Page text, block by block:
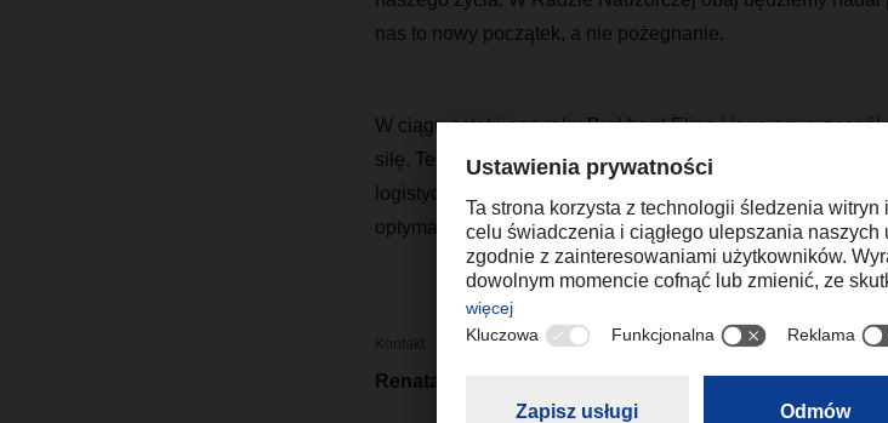
nas to nowy początek, a nie pożegnanie.
W ciągu ostatniego roku Burkhard Eling i jego nowy
siłę. Teraz rozpoczną nową erę na naszej drodze do bycia
logistycznych na świecie. W ten sposób kontynuują godną
optymalizują bilanse logistyczne klientów DACHSER.
Kontakt
Renata Krukowska